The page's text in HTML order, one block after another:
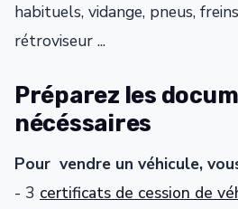
habituels, vidange, pneus,
rétroviseur ...
Préparez les
nécéssaires
Pour vendre un véhicule,
- 3 certificats de cession de